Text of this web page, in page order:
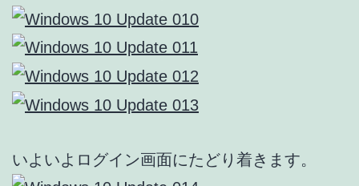
いよいよログイン画面にたどり着きます。